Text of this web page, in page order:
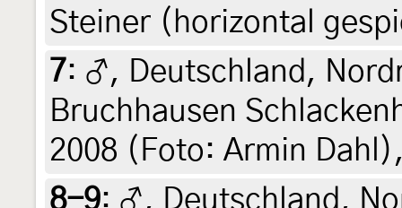
Steiner (horizontal
7: ♂, Deutschland,
Bruchhausen
2008 (Foto: Armin
8-9: ♂, Deutschland,